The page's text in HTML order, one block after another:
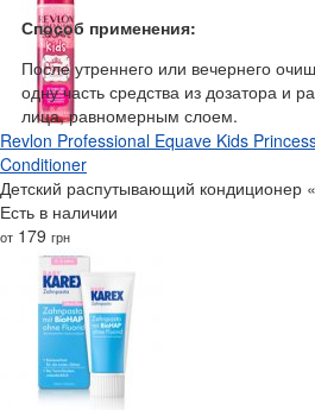
Способ применения:
После утреннего или вечернего
одну часть средства из дозатора и
лица, равномерным слоем.
Revlon Professional Equave Kids
Conditioner
Детский распутывающий кондиционер
Есть в наличии
от 179 грн